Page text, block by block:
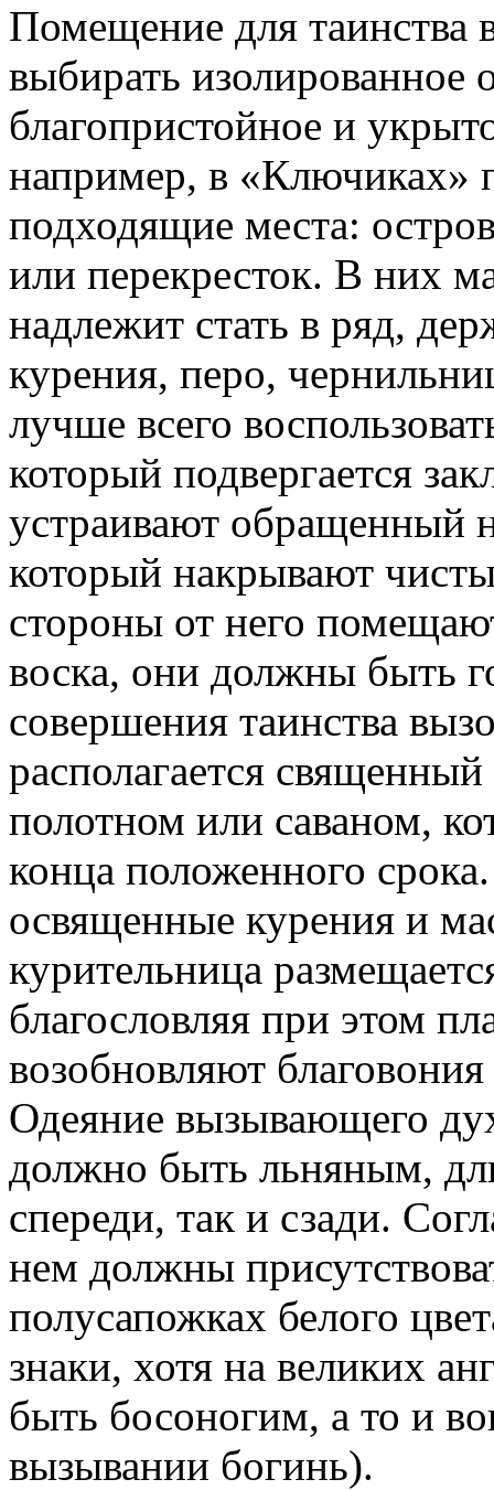
Помещение для таинства
выбирать
благопристойное и
например, в «Ключиках»
подходящие места:
или перекресток. В них
надлежит стать в ряд,
курения, перо,
лучше всего
который подвергается
устраивают обращенный
который накрывают
стороны от него
воска, они должны быть
совершения таинства
располагается
полотном или саваном,
конца положенного
освященные курения и
курительница
благословляя при этом
возобновляют
Одеяние вызывающего
должно быть льняным,
спереди, так и сзади.
нем должны
полусапожках белого
знаки, хотя на великих
быть босоногим, а то и
вызывании богинь).